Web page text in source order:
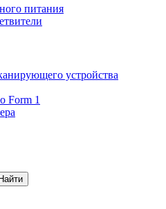
питания
устройства
Form 1
Найти